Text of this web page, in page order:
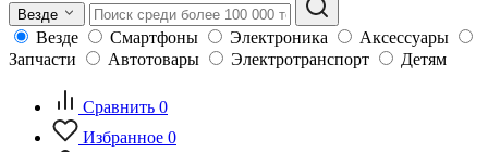
Везде
Везде Смартфоны Электроника
Аксессуары
Запчасти
Автотовары Электротранспорт Детям
Сравнить 0
Избранное 0